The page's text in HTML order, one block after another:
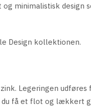
minimalistisk design
Design kollektionen.
Legeringen
du få et flot og lækkert